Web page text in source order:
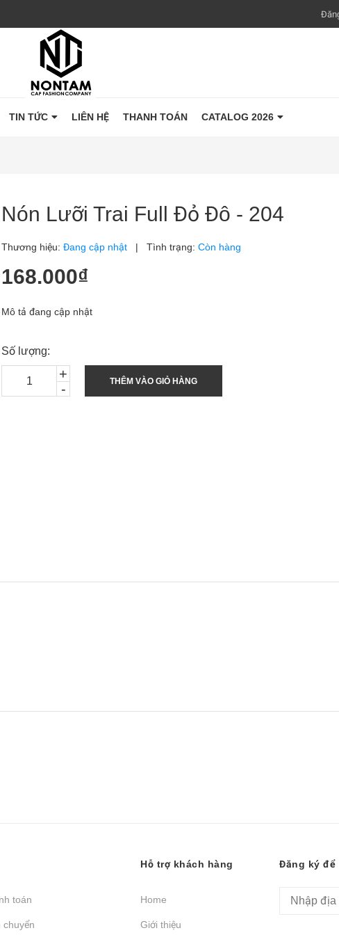
TIN TỨC LIÊN HỆ THANH TOÁN CATALOG 2026
Nón Lưỡi Trai Full Đỏ Đô - 204
Thương hiệu: Đang cập nhật | Tình trạng: Còn hàng
168.000₫
Mô tả đang cập nhật
Số lượng:
-
+ THÊM VÀO GIỎ HÀNG
toán
chuyển
Hỗ trợ khách hàng
Home
Giới thiệu
Đăng ký để